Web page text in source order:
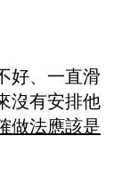
好、一直滑
沒有安排他
做法應該是